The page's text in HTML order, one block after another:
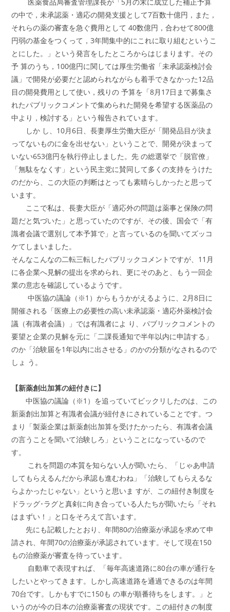
の中で，未承認薬・適応の開発支援として7百数十億円，また，
それらの薬の審査を急ぐ費用として 40数億円，合わせて800億
円弱の基金をつくって，3年間集中的にこれに取り組むというこ
とにした。」という発言をしたところからはじまります。その
予 算のうち，100億円に関しては厚生労働省「未承認薬検討会
議」で開発が必要だと認められながらも着手できなかった12品
目の開発費用として使い，残りの 予算を「8月17日まで募集さ
れたパブリックコメントで集められた開発を希望する医薬品の
中より，検討する」という報告されています。
しか し、10月6日、長妻厚生労働大臣が「開発品目が決ま
ってないものに金を出せない」ということで、開発が決まって
いない653億円を執行停止しました。先 の総選挙で「脱官僚」
「無駄をなくす」という民主党に賛同して多くの支持をうけた
のだから、この大臣の判断はとっても素晴らしかったと思って
います。
ここで私は、長妻大臣が「適応外の問題は薬事と保険の問
題だと気づいた」と思っていたのですが、その後、国会で「有
識者会議で選別して本予算で」と言っているのを聞いてズッコ
ケてしまいました。
そんなこんなの二転三転したパブリックコメントですが、11月
に各企業へ見解の提出を求められ、更にそのあと、もう一回企
業の意志を確認しているようです。
中医協の議論（※1）からもうかがえるように、2月8日に
開催される「医療上の必要性の高い未承認薬・適応外薬検討会
議（有識者会議）」では有識者によ り、パブリックコメントの
要望と企業の見解を元に「二課長通知で半年以内に申請する」
のか「治験届を1年以内に出させる」のかの分類がなされるので
しょ う。
【新薬創出加算の紐付きに】
中医協の議論（※1）を追っていてビックリしたのは、この
新薬創出加算と有識者会議が紐付きにされていることです。つ
まり「製薬企業は新薬創出加算を受けたかったら、有識者会議
の言うことを聞いて治験しろ」ということになっているので
す。
これを問題の本質を知らない人が聞いたら、「じゃあ申請
してもらえるんだから承認も進むわね」「治験してもらえるな
らよかったじゃない」というと思いま すが、この紐付き制度を
ドラッグ･ラグと真剣に向き合っている人たちが聞いたら「それ
はまずい！」と口をそろえて言います。
先にも記載したとおり、年間80の治療薬が承認を求めて申
請され、年間70の治療薬が承認されています。そして現在150
もの治療薬が審査を待っています。
自動車で表現すれば、「毎年高速道路に80台の車が通行を
したいとやってきます。しかし高速道路を通過できるのは年間
70台です。しかもすでに150も の車が順番待ちをします。」と
いうのが今の日本の治療薬審査の現状です。この紐付きの制度